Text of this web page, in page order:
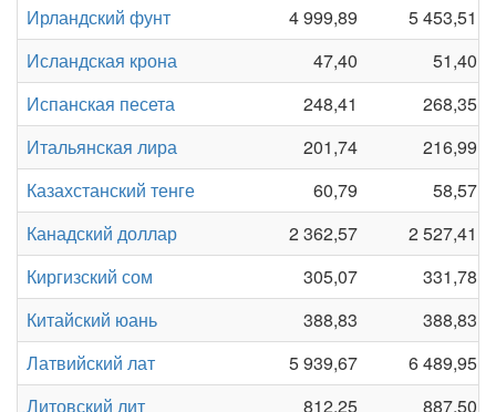
Ирландский фунт
4 999,89
5 453,51
Исландская крона
47,40
51,40
Испанская песета
248,41
268,35
Итальянская лира
201,74
216,99
Казахстанский тенге
60,79
58,57
Канадский доллар
2 362,57
2 527,41
Киргизский сом
305,07
331,78
Китайский юань
388,83
388,83
Латвийский лат
5 939,67
6 489,95
Литовский лит
812,25
887,50